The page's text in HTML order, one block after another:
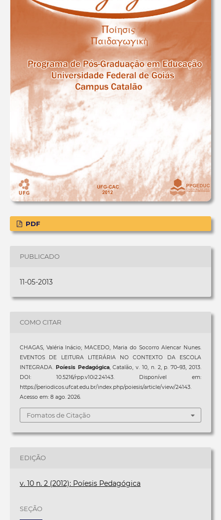
PDF
PUBLICADO
11-05-2013
COMO CITAR
CHAGAS, Valéria Inácio; MACEDO, Maria do Socorro Alencar Nunes.
EVENTOS DE LEITURA LITERÁRIA NO CONTEXTO DA ESCOLA
INTEGRADA. Poíesis Pedagógica, Catalão, v. 10, n. 2, p. 70–93, 2013.
DOI: 10.5216/rpp.v10i2.24143. Disponível em:
https://periodicos.ufcat.edu.br/index.php/poiesis/article/view/24143.
Acesso em: 8 ago. 2026.
Fomatos de Citação
EDIÇÃO
v. 10 n. 2 (2012): Poíesis Pedagógica
SEÇÃO